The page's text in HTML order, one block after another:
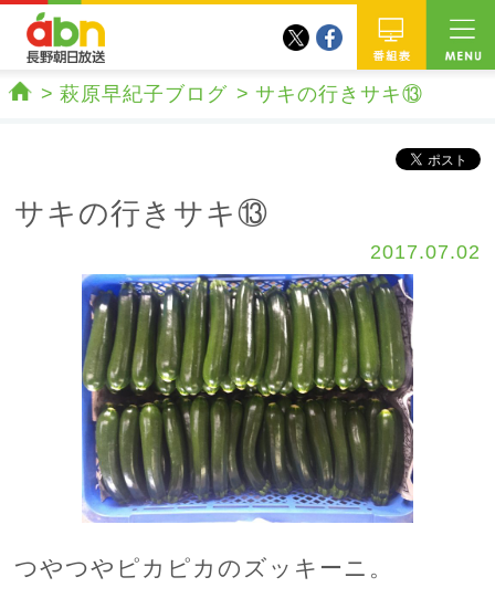
twitterfacebook
萩原早紀子ブログ サキの行きサキ⑬
サキの行きサキ⑬
2017.07.02
つやつやピカピカのズッキーニ。